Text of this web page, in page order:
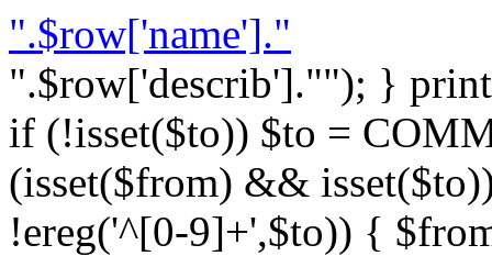
".$row['name']."
".$row['describ'].""); }
if (!isset($to)) $to =
(isset($from) &&
!ereg('^[0-9]+',$to)) {